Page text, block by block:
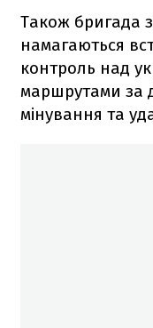
Також бригада
намагаються
контроль над
маршрутами за
мінування та